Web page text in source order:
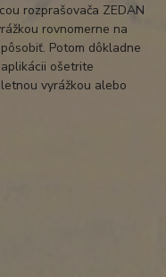
rozprašovača ZEDAN
rovnomerne na
Potom dôkladne
ošetrite
vyrážkou alebo